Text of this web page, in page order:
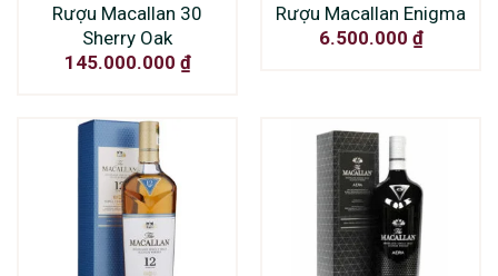
Rượu Macallan 30
Sherry Oak
145.000.000 ₫
Rượu Macallan Enigma
6.500.000 ₫